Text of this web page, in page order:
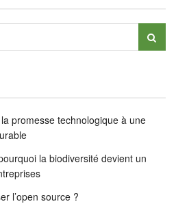
promesse technologique à une
la biodiversité devient un
l’open source ?